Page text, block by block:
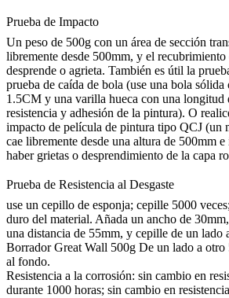
Prueba de Impacto
Un peso de 500g con un área de sección
libremente desde 500mm, y el
desprende o agrieta. También es útil la
prueba de caída de bola (use una bola
1.5CM y una varilla hueca con una longitud
resistencia y adhesión de la pintura). O
impacto de película de pintura tipo QCJ (un
cae libremente desde una altura de 500mm
haber grietas o desprendimiento de la capa
Prueba de Resistencia al Desgaste
use un cepillo de esponja; cepille 5000
duro del material. Añada un ancho de
una distancia de 55mm, y cepille de un lado
Borrador Great Wall 500g De un lado a otro
al fondo.
Resistencia a la corrosión: sin cambio en
durante 1000 horas; sin cambio en